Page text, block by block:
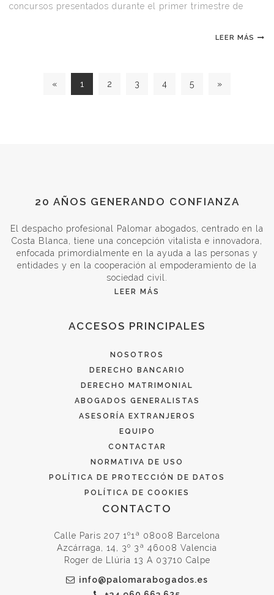
concursos presentados durante el primer trimestre de
LEER MÁS
« 1 2 3 4 5 »
20 AÑOS GENERANDO CONFIANZA
El despacho profesional Palomar abogados, centrado en la
Costa Blanca, tiene una concepción vitalista e innovadora,
enfocada primordialmente en la ayuda a las personas y
entidades y en la cooperación al empoderamiento de la
sociedad civil.
LEER MÁS
ACCESOS PRINCIPALES
NOSOTROS
DERECHO BANCARIO
DERECHO MATRIMONIAL
ABOGADOS GENERALISTAS
ASESORÍA EXTRANJEROS
EQUIPO
CONTACTAR
NORMATIVA DE USO
POLÍTICA DE PROTECCIÓN DE DATOS
POLÍTICA DE COOKIES
CONTACTO
Calle Paris 207 1º1ª 08008 Barcelona
Azcárraga, 14, 3º 3ª 46008 Valencia
Roger de Llúria 13 A 03710 Calpe
info@palomarabogados.es